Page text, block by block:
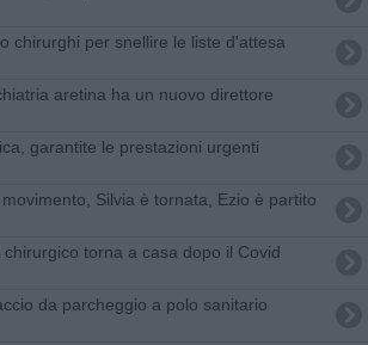
chirurghi per snellire le liste d'attesa
aretina ha un nuovo direttore
garantite le prestazioni urgenti
Silvia è tornata, Ezio è partito
chirurgico torna a casa dopo il Covid
da parcheggio a polo sanitario